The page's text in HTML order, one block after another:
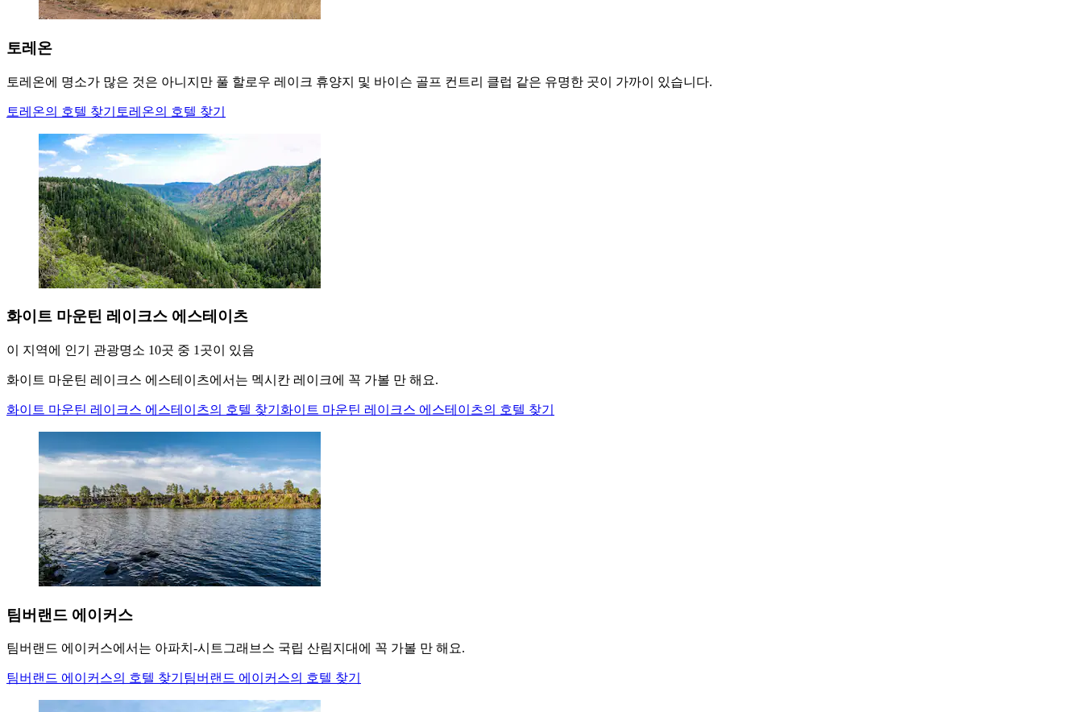
토레온
토레온에 명소가 많은 것은 아니지만 풀 할로우 레이크 휴양지 및 바이슨 골프 컨트리 클럽 같은 유명한 곳이 가까이 있습니다.
토레온의 호텔 찾기 토레온의 호텔 찾기
화이트 마운틴 레이크스 에스테이츠
이 지역에 인기 관광명소 10곳 중 1곳이 있음
화이트 마운틴 레이크스 에스테이츠에서는 멕시칸 레이크에 꼭 가볼 만 해요.
화이트 마운틴 레이크스 에스테이츠의 호텔 찾기 화이트 마운틴 레이크스 에스테이츠의 호텔 찾기
팀버랜드 에이커스
팀버랜드 에이커스에서는 아파치-시트그래브스 국립 산림지대에 꼭 가볼 만 해요.
팀버랜드 에이커스의 호텔 찾기 팀버랜드 에이커스의 호텔 찾기